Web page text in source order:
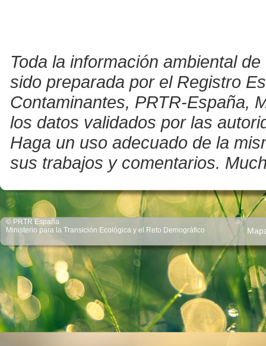
Toda la información ambiental
sido preparada por el Registro
Contaminantes, PRTR-España,
los datos validados por las
Haga un uso adecuado de la
sus trabajos y comentarios.
© PRTR España
Ministerio para la Transición Ecológica y el Reto Demográfico